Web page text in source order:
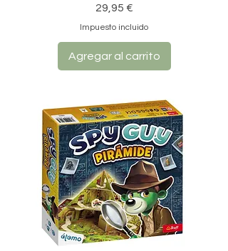
Precio
29,95 €
Impuesto incluido
Agregar al carrito